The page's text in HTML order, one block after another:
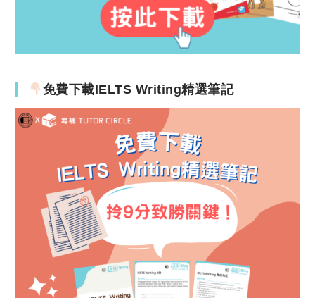
免費下載IELTS Writing精選筆記